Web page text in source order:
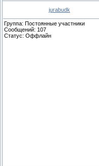
jurabudk
Группа: Постоянные участники
Сообщений: 107
Статус: Оффлайн